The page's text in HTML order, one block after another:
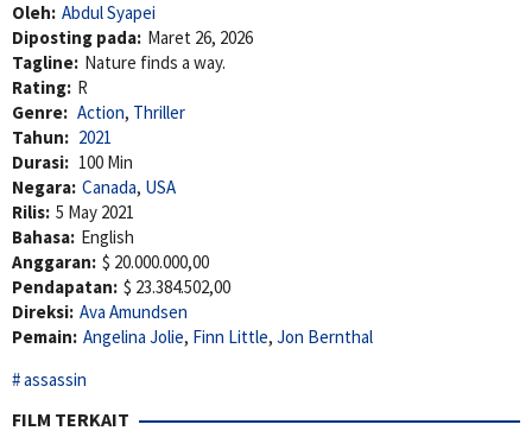
Oleh: Abdul Syapei
Diposting pada: Maret 26, 2026
Tagline: Nature finds a way.
Rating: R
Genre: Action, Thriller
Tahun: 2021
Durasi: 100 Min
Negara: Canada, USA
Rilis: 5 May 2021
Bahasa: English
Anggaran: $ 20.000.000,00
Pendapatan: $ 23.384.502,00
Direksi: Ava Amundsen
Pemain: Angelina Jolie, Finn Little, Jon Bernthal
assassin
FILM TERKAIT